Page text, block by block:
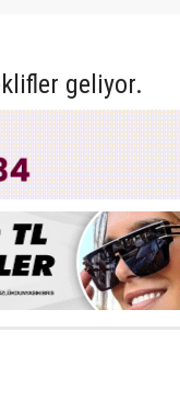
geliyor.